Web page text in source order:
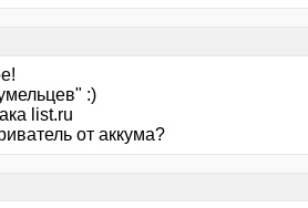
:)
list.ru
от аккума?